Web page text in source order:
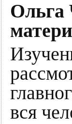
Ольга
вся